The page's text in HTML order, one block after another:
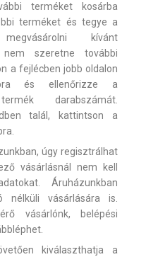
terméket kosárba
terméket és tegye a
kívánt
nem szeretne további
a fejlécben jobb oldalon
és ellenőrizze a
darabszámát.
talál, kattintson a
úgy regisztrálhat
vásárlásnál nem kell
Áruházunkban
nélküli vásárlására is.
vásárlónk, belépési
kiválaszthatja a